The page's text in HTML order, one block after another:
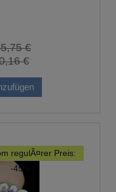
€
€
regulÃ¤rer Preis:
-45%